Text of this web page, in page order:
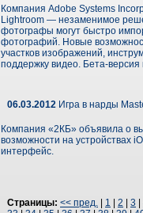
Компания Adobe Systems
Lightroom — незаменимое
фотографы могут быстро
фотографий. Новые
участков изображений,
поддержку видео. Бета-
06.03.2012 Игра в нарды
Компания «2КБ» объявила о
возможности на устройствах
интерфейс.
Страницы: << пред. 1 2 3